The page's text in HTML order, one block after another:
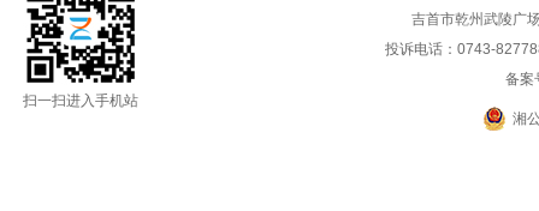
扫一扫进入手机站
吉首市乾州武陵广
投诉电话：0743-
备案
湘